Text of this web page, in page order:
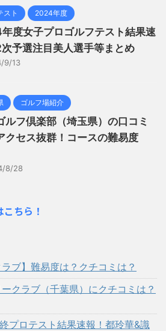
スト 2024年度
度女子プロゴルフテスト結果速
予選注目美人選手等まとめ
9/13
ゴルフ場紹介
ルフ倶楽部（埼玉県）の口コミ
クセス抜群！コースの難易度
8/28
ちら！
ラブ】難易度は？クチコミは？
クラブ（千葉県）にクチコミは？
プロテスト結果速報！都玲華&識